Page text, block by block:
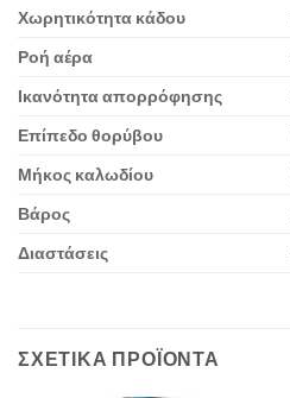
Χωρητικότητα κάδου
Ροή αέρα
Ικανότητα απορρόφησης
Επίπεδο θορύβου
Μήκος καλωδίου
Βάρος
Διαστάσεις
ΣΧΕΤΙΚΆ ΠΡΟΪΌΝΤΑ